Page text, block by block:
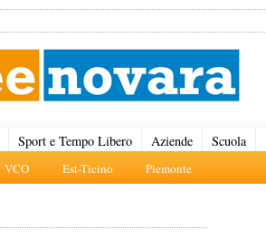
VCO Est-Ticino Piemonte
Sport e Tempo Libero Aziende Scuola